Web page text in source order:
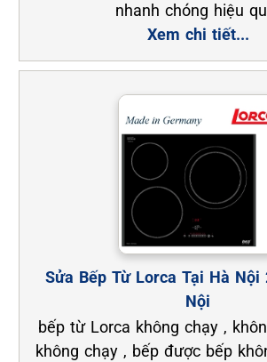
nhanh chóng hiệu
Xem chi tiết...
Sửa Bếp Từ Lorca Tại Hà Nội
Nội
bếp từ Lorca không chạy ,
không chạy , bếp được bếp